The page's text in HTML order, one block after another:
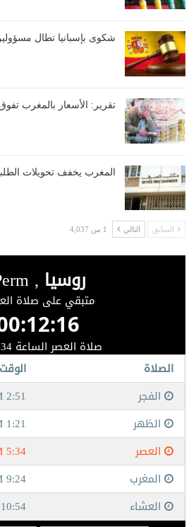
شكوى بإسبانيا تطال
تقرير: الأسعار بالمغرب تفوق
المغرب يخفف تحويلات
السابق التالي 1 من 4,037